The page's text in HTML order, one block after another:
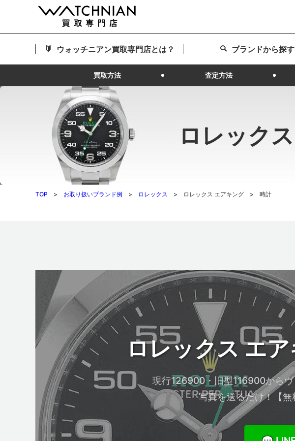
ウォッチニアン買取専門店とは？ ブランドから探す
買取方法 査定方法
ロレック
TOP お取り扱いブランド例 ロレックス ロレックス エアキング 時計
ロレックスエ
現行126900・旧型116900からヴ
写真を送るだけ！【無